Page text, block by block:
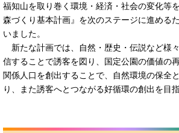
福知山を取り巻く環境・経済・社会の変化等
森づくり基本計画』を次のステージに進める
いました。
新たな計画では、自然・歴史・伝説など様
信することで誘客を図り、国定公園の価値の
関係人口を創出することで、自然環境の保全
り、また誘客へとつながる好循環の創出を目